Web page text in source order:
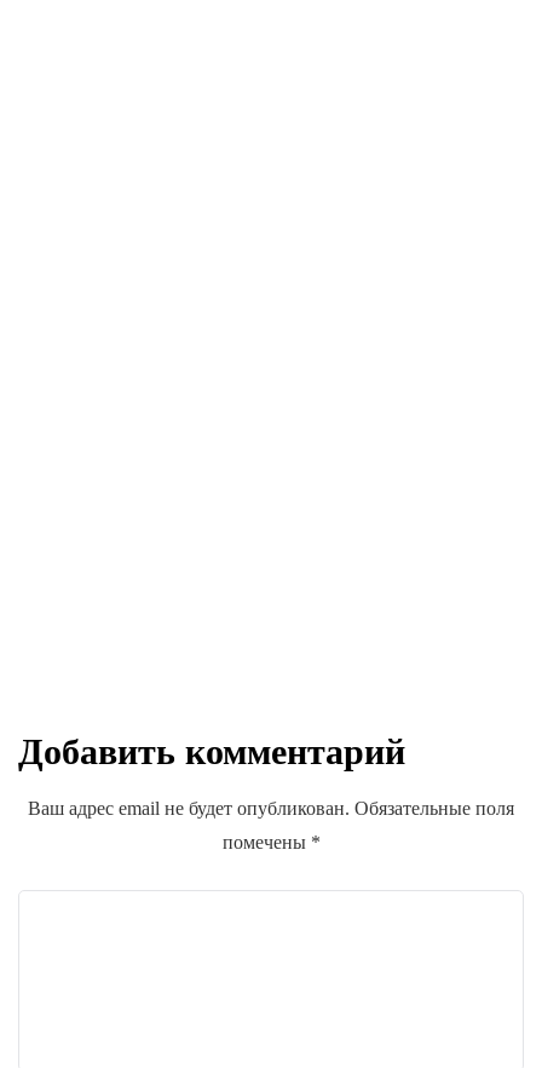
d.balakirev
Добавить комментарий
Ваш адрес email не будет опубликован. Обязательные поля
помечены *